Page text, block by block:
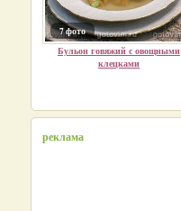
7 фото
Бульон говяжий с овощными
клецками
реклама